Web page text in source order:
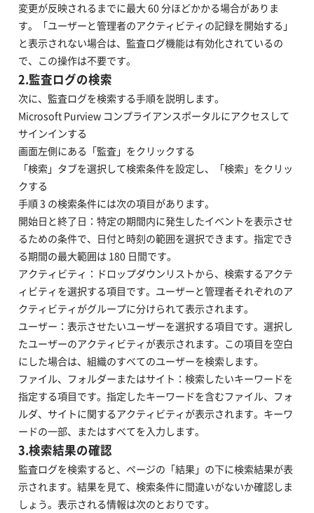
変更が反映されるまでに最大 60 分ほどかかる場合がありま
す。「ユーザーと管理者のアクティビティの記録を開始する」
と表示されない場合は、監査ログ機能は有効化されているの
で、この操作は不要です。
2.監査ログの検索
次に、監査ログを検索する手順を説明します。
Microsoft Purview コンプライアンスポータルにアクセスして
サインインする
画面左側にある「監査」をクリックする
「検索」タブを選択して検索条件を設定し、「検索」をクリッ
クする
手順 3 の検索条件には次の項目があります。
開始日と終了日：特定の期間内に発生したイベントを表示させ
るための条件で、日付と時刻の範囲を選択できます。指定でき
る期間の最大範囲は 180 日間です。
アクティビティ：ドロップダウンリストから、検索するアクテ
ィビティを選択する項目です。ユーザーと管理者それぞれのア
クティビティがグループに分けられて表示されます。
ユーザー：表示させたいユーザーを選択する項目です。選択し
たユーザーのアクティビティが表示されます。この項目を空白
にした場合は、組織のすべてのユーザーを検索します。
ファイル、フォルダーまたはサイト：検索したいキーワードを
指定する項目です。指定したキーワードを含むファイル、フォ
ルダ、サイトに関するアクティビティが表示されます。キーワ
ードの一部、またはすべてを入力します。
3.検索結果の確認
監査ログを検索すると、ページの「結果」の下に検索結果が表
示されます。結果を見て、検索条件に間違いがないか確認しま
しょう。表示される情報は次のとおりです。